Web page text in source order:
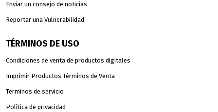
Enviar un consejo de noticias
Reportar una Vulnerabilidad
TÉRMINOS DE USO
Condiciones de venta de productos digitales
Imprimir Productos Términos de Venta
Términos de servicio
Política de privacidad